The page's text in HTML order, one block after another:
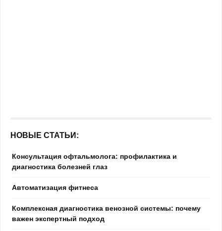
НОВЫЕ СТАТЬИ:
Консультация офтальмолога: профилактика и
диагностика болезней глаз
Автоматизация фитнеса
Комплексная диагностика венозной системы: почему
важен экспертный подход